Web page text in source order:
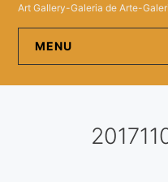
Art Gallery-Galeria de Arte-
MENU